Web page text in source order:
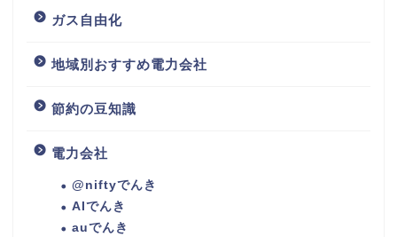
ガス自由化
地域別おすすめ電力会社
節約の豆知識
電力会社
@niftyでんき
AIでんき
auでんき